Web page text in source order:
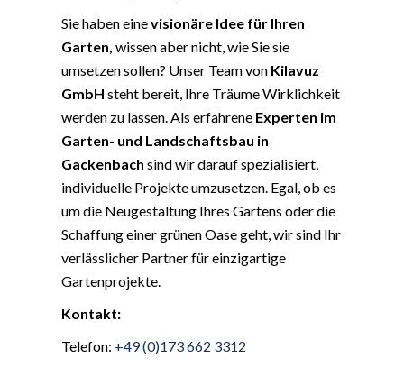
Sie haben einevisionäre Idee für Ihren
Garten, wissen aber nicht, wie Sie sie
umsetzen sollen? Unser Team von Kilavuz
GmbH steht bereit, Ihre Träume Wirklichkeit
werden zu lassen. Als erfahrene Experten im
Garten- und Landschaftsbau in
Gackenbach sind wir darauf spezialisiert,
individuelle Projekte umzusetzen. Egal, ob es
um die Neugestaltung Ihres Gartens oder die
Schaffung einer grünen Oase geht, wir sind Ihr
verlässlicher Partner für einzigartige
Gartenprojekte.
Kontakt:
Telefon: +49 (0)173 662 3312